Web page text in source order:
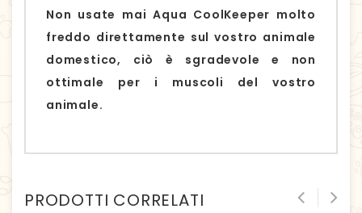
Non usate mai Aqua CoolKeeper molto
freddo direttamente sul vostro animale
domestico, ciò è sgradevole e non
ottimale per i muscoli del vostro
animale.
PRODOTTI CORRELATI